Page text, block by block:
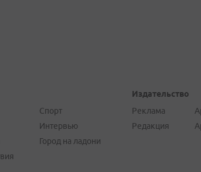
Спорт
Интервью
Город на ладони
Издательство
Реклама
Редакция